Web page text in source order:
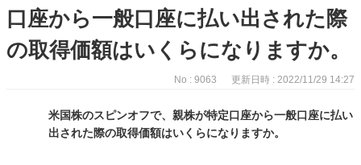
口座から一般口座に払い出された際
の取得価額はいくらになりますか。
No : 9063 更新日時 : 2022/11/29 14:27
米国株のスピンオフで、親株が特定口座から一般口座に払い
出された際の取得価額はいくらになりますか。